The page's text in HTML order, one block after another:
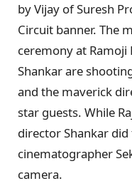
by Vijay of Suresh
Circuit banner. The
ceremony at Ramoji
Shankar are
and the maverick
star guests. While
director Shankar
cinematographer
camera.